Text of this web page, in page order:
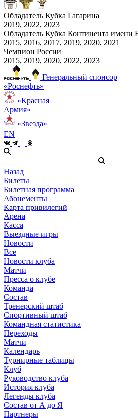
Обладатель Кубка Гагарина
2019, 2022, 2023
Обладатель Кубка Континента имени
2015, 2016, 2017, 2019, 2020, 2021
Чемпион России
2015, 2019, 2020, 2022, 2023
Генеральный спонсор
«Роснефть»
«Красная
Армия»
«Звезда»
EN
Назад
Билеты
Билетная программа
Абонементы
Карта привилегий
Арена
Касса
Выездные игры
Новости
Все
Новости клуба
Матчи
Пресса о клубе
Команда
Состав
Тренерский штаб
Спортивный штаб
Командная статистика
Переходы
Матчи
Календарь
Турнирные таблицы
Клуб
Руководство клуба
История клуба
Легенды клуба
Состав от А до Я
Партнеры